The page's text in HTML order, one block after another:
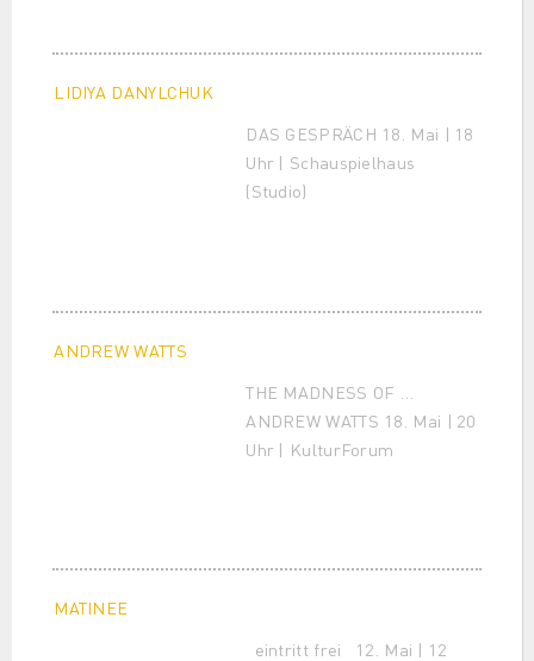
LIDIYA DANYLCHUK
DAS GESPRÄCH 18. Mai | 18
Uhr | Schauspielhaus
(Studio)
ANDREW WATTS
THE MADNESS OF …
ANDREW WATTS 18. Mai | 20
Uhr | KulturForum
MATINEE
eintritt frei 12. Mai | 12